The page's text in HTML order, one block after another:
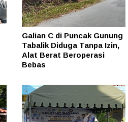
Galian C di Puncak Gunung
Tabalik Diduga Tanpa Izin,
Alat Berat Beroperasi
Bebas